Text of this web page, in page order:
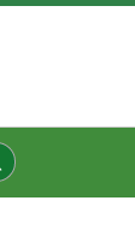
搜
尋